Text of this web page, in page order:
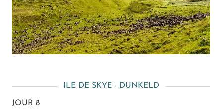
ILE DE SKYE - DUNKELD
JOUR 8